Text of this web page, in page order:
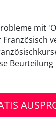
mit
Beurteilung